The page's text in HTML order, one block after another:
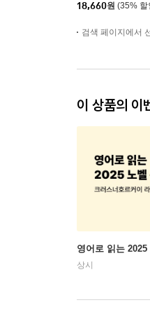
18,660원 (35% 할
검색 페이지에서
이 상품의 이
영어로 읽는
상시